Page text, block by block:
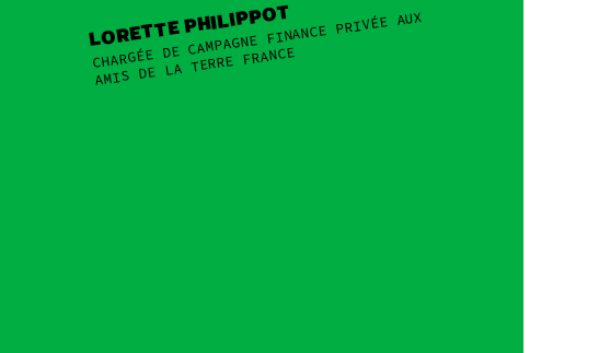
LORETTE PHILIPPOT
CHARGÉE DE CAMPAGNE FINANCE PRIVÉE AUX
AMIS DE LA TERRE FRANCE